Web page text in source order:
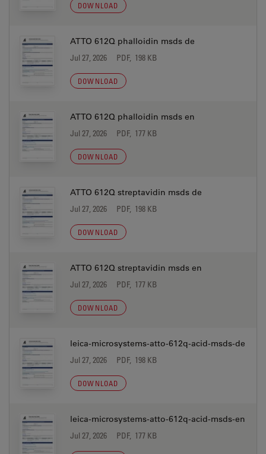
DOWNLOAD
ATTO 612Q phalloidin msds de
Jul 27, 2026 PDF, 198 KB
DOWNLOAD
ATTO 612Q phalloidin msds en
Jul 27, 2026 PDF, 177 KB
DOWNLOAD
ATTO 612Q streptavidin msds de
Jul 27, 2026 PDF, 198 KB
DOWNLOAD
ATTO 612Q streptavidin msds en
Jul 27, 2026 PDF, 177 KB
DOWNLOAD
leica-microsystems-atto-612q-acid-msds-de
Jul 27, 2026 PDF, 198 KB
DOWNLOAD
leica-microsystems-atto-612q-acid-msds-en
Jul 27, 2026 PDF, 177 KB